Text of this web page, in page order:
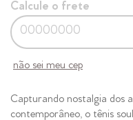
Calcule o frete
não sei meu cep
Capturando nostalgia dos
contemporâneo, o tênis